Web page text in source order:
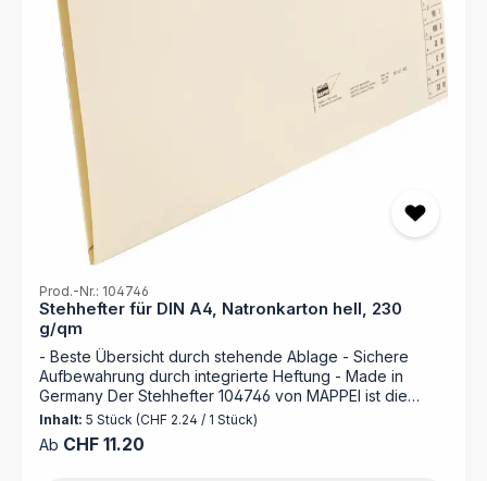
Prod.-Nr.: 104746
Stehhefter für DIN A4, Natronkarton hell, 230
g/qm
- Beste Übersicht durch stehende Ablage - Sichere
Aufbewahrung durch integrierte Heftung - Made in
Germany Der Stehhefter 104746 von MAPPEI ist die
perfekte Lösung für die geordnete Aufbewahrung Ihrer
Unterlagen. Mit hochwertigem Natronkarton und
durchdachten Funktionen bietet er Platz für bis zu 100
Inhalt: 5 Stück (CHF 2.24 / 1 Stück)
Regulärer Preis:
Ab CHF 11.20